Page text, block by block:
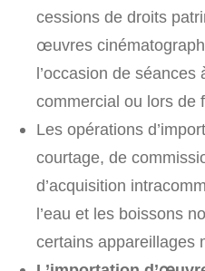
cessions de droits
œuvres
l’occasion de séances
commercial ou lors de
Les opérations
courtage, de
d’acquisition
l’eau et les boissons
certains appareillages